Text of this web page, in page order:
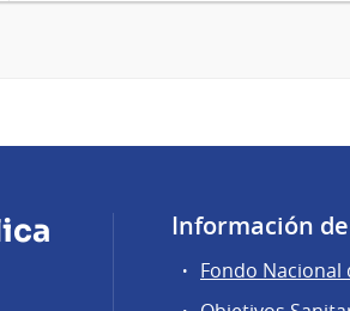
Información
Fondo Nacional